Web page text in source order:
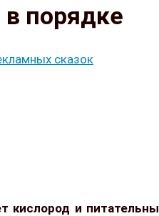
порядке
сказок
кислород и